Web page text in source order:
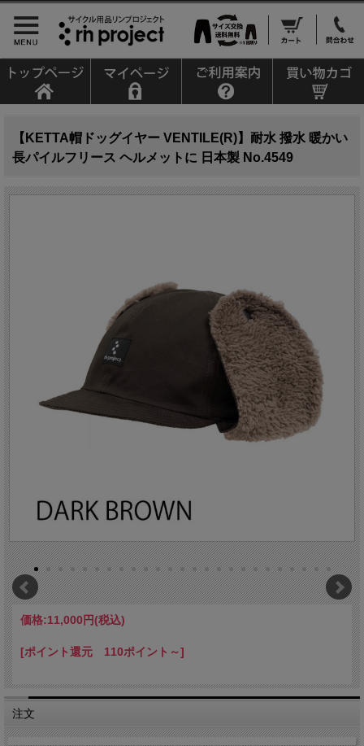
【KETTA帽ドッグイヤー VENTILE(R)】耐水 撥水 暖かい
長パイルフリース ヘルメットに 日本製 No.4549
価格:11,000円(税込)
[ポイント還元 110ポイント～]
注文